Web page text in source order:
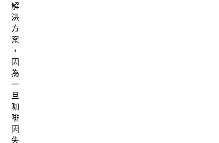
解
決
方
案
，
因
為
一
旦
咖
啡
因
失